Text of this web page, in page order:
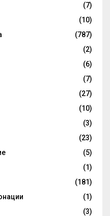
(7)
(10)
(787)
(2)
(6)
(7)
(27)
(10)
(3)
(23)
(5)
(1)
(181)
(1)
(3)